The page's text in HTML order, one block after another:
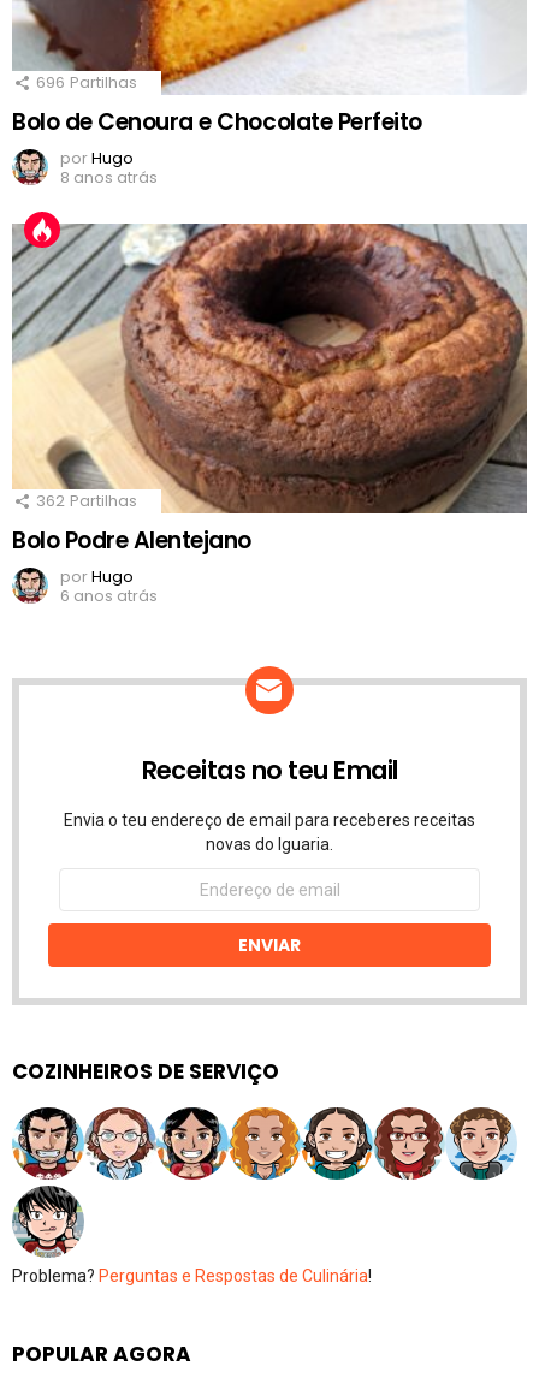
696 Partilhas
Bolo de Cenoura e Chocolate Perfeito
porHugo
8 anos atrás
362 Partilhas
Bolo Podre Alentejano
porHugo
6 anos atrás
Receitas no teu Email
Envia o teu endereço de email para receberes receitas
novas do Iguaria.
Endereço
email
ENVIAR
COZINHEIROS DE SERVIÇO
Problema? Perguntas e Respostas de Culinária!
POPULAR AGORA